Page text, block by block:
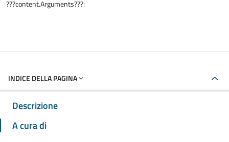
???content.Arguments???:
INDICE DELLA PAGINA
Descrizione
A cura di